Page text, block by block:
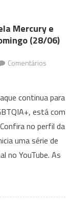
Mercury e
(28/06)
Comentários
continua para
está com
no perfil da
uma série de
no YouTube. As